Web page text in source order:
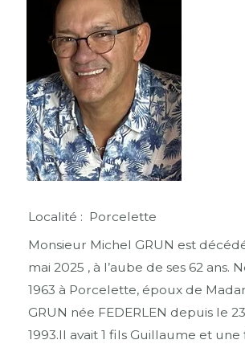
Localité : Porcelette
Monsieur Michel GRUN est
mai 2025 , à l’aube de ses 62 ans.
1963 à Porcelette, époux de
GRUN née FEDERLEN depuis le
1993.Il avait 1 fils Guillaume et